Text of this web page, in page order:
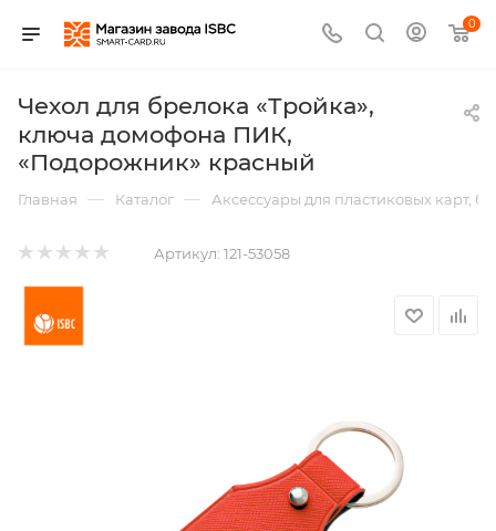
0
Чехол для брелока «Тройка»,
ключа домофона ПИК,
«Подорожник» красный
Главная — Каталог — Аксессуары для пластиковых карт,
Артикул: 121-53058